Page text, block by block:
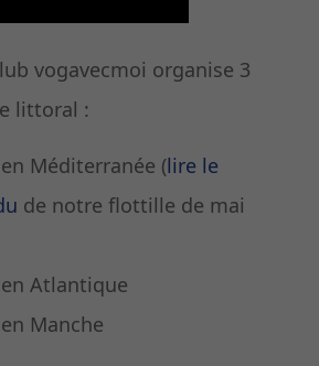
vogavecmoi organise 3
littoral :
Méditerranée (lire le
de notre flottille de mai
Atlantique
Manche